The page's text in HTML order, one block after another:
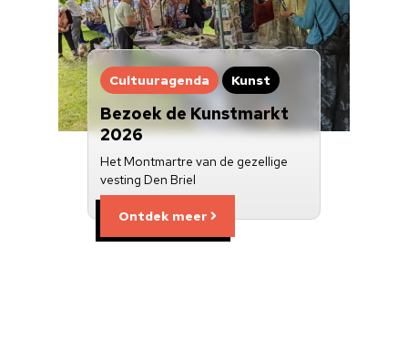
Cultuuragenda Kunst
Bezoek de Kunstmarkt
2026
Het Montmartre van de gezellige
vesting Den Briel
Ontdek meer